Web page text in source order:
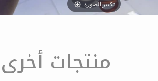
تكبير الصورة
منتجات